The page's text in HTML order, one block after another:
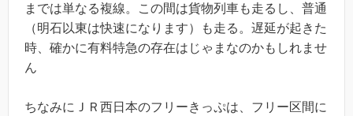
までは単なる複線。この間は貨物列車も走るし、普通
（明石以東は快速になります）も走る。遅延が起きた
時、確かに有料特急の存在はじゃまなのかもしれませ
ん
ちなみにＪＲ西日本のフリーきっぷは、フリー区間に